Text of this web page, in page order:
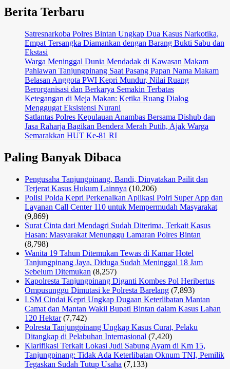
Berita Terbaru
Satresnarkoba Polres Bintan Ungkap Dua Kasus Narkotika,
Empat Tersangka Diamankan dengan Barang Bukti Sabu dan
Ekstasi
Warga Meninggal Dunia Mendadak di Kawasan Makam
Pahlawan Tanjungpinang Saat Pasang Papan Nama Makam
Belasan Anggota PWI Kepri Mundur, Nilai Ruang
Berorganisasi dan Berkarya Semakin Terbatas
Ketegangan di Meja Makan: Ketika Ruang Dialog
Menggugat Eksistensi Nurani
Satlantas Polres Kepulauan Anambas Bersama Dishub dan
Jasa Raharja Bagikan Bendera Merah Putih, Ajak Warga
Semarakkan HUT Ke-81 RI
Paling Banyak Dibaca
Pengusaha Tanjungpinang, Bandi, Dinyatakan Pailit dan
Terjerat Kasus Hukum Lainnya (10,206)
Polisi Polda Kepri Perkenalkan Aplikasi Polri Super App dan
Layanan Call Center 110 untuk Mempermudah Masyarakat
(9,869)
Surat Cinta dari Mendagri Sudah Diterima, Terkait Kasus
Hasan: Masyarakat Menunggu Lamaran Polres Bintan
(8,798)
Wanita 19 Tahun Ditemukan Tewas di Kamar Hotel
Tanjungpinang Jaya, Diduga Sudah Meninggal 18 Jam
Sebelum Ditemukan (8,257)
Kapolresta Tanjungpinang Diganti Kombes Pol Heribertus
Ompusunggu Dimutasi ke Polresta Barelang (7,893)
LSM Cindai Kepri Ungkap Dugaan Keterlibatan Mantan
Camat dan Mantan Wakil Bupati Bintan dalam Kasus Lahan
120 Hektar (7,742)
Polresta Tanjungpinang Ungkap Kasus Curat, Pelaku
Ditangkap di Pelabuhan Internasional (7,420)
Klarifikasi Terkait Lokasi Judi Sabung Ayam di Km 15,
Tanjungpinang: Tidak Ada Keterlibatan Oknum TNI, Pemilik
Tegaskan Sudah Tutup Usaha (7,133)